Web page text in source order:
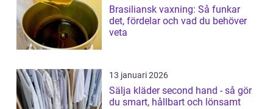
Brasiliansk vaxning: Så funkar
det, fördelar och vad du behöver
veta
13 januari 2026
Sälja kläder second hand - så gör
du smart, hållbart och lönsamt